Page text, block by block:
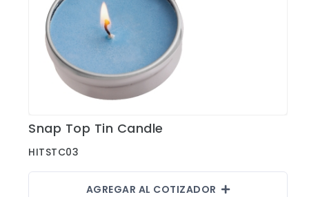
Fajas
Gorras
Indumentaria Mundialista
Juniors
Maletines
Ver Detalles
Snap Top Tin Candle
HITSTC03
AGREGAR AL COTIZADOR